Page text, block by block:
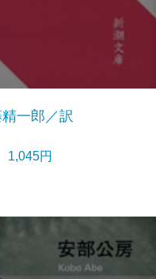
一郎／訳
1,045円